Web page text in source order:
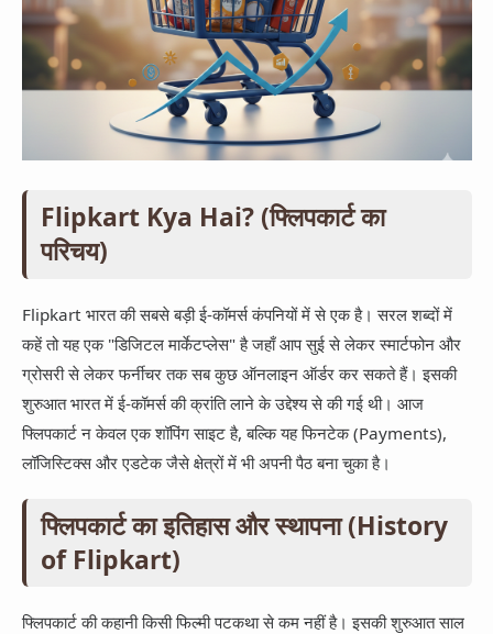
Flipkart Kya Hai? (फ्लिपकार्ट का
परिचय)
Flipkart भारत की सबसे बड़ी ई-कॉमर्स कंपनियों में से एक है। सरल शब्दों में
कहें तो यह एक "डिजिटल मार्केटप्लेस" है जहाँ आप सुई से लेकर स्मार्टफोन और
ग्रोसरी से लेकर फर्नीचर तक सब कुछ ऑनलाइन ऑर्डर कर सकते हैं। इसकी
शुरुआत भारत में ई-कॉमर्स की क्रांति लाने के उद्देश्य से की गई थी। आज
फ्लिपकार्ट न केवल एक शॉपिंग साइट है, बल्कि यह फिनटेक (Payments),
लॉजिस्टिक्स और एडटेक जैसे क्षेत्रों में भी अपनी पैठ बना चुका है।
फ्लिपकार्ट का इतिहास और स्थापना (History
of Flipkart)
फ्लिपकार्ट की कहानी किसी फिल्मी पटकथा से कम नहीं है। इसकी शुरुआत साल